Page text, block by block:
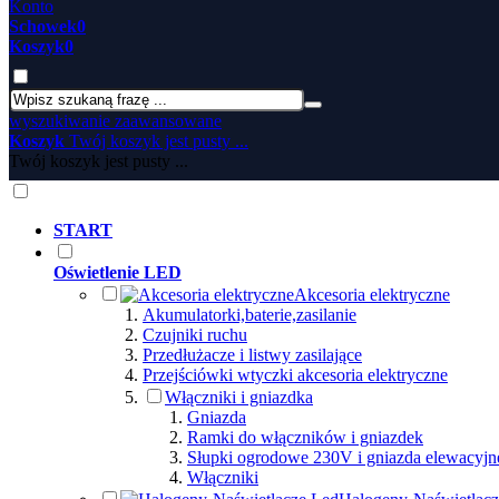
Konto
Schowek0
Koszyk0
wyszukiwanie zaawansowane
Koszyk Twój koszyk jest pusty ...
Twój koszyk jest pusty ...
START
Oświetlenie LED
Akcesoria elektryczne
Akumulatorki,baterie,zasilanie
Czujniki ruchu
Przedłużacze i listwy zasilające
Przejściówki wtyczki akcesoria elektryczne
Włączniki i gniazdka
Gniazda
Ramki do włączników i gniazdek
Słupki ogrodowe 230V i gniazda
Włączniki